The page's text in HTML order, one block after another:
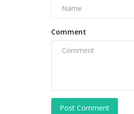
Comment
Post Comment